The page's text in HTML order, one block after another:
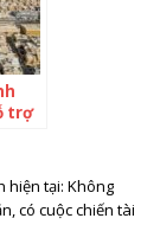
trợ
hiện tại: Không
có cuộc chiến tài